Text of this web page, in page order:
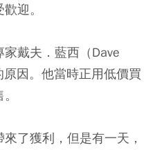
迎。
戴夫．藍西（Dave
因。他當時正用低價買
了獲利，但是有一天，